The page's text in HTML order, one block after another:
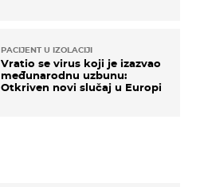
PACIJENT U IZOLACIJI
Vratio se virus koji je izazvao
međunarodnu uzbunu:
Otkriven novi slučaj u Europi